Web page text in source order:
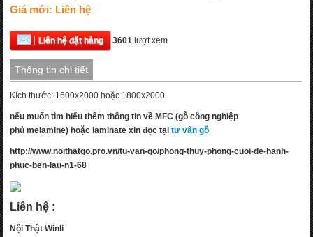
Giá mới: Liên hệ
Liên hệ đặt hàng 3601 lượt xem
Thông tin chi tiết
Kích thước: 1600x2000 hoặc 1800x2000
nếu muốn tìm hiểu thểm thông tin về MFC (gỗ công nghiệp
phủ melamine) hoặc laminate xin đọc tạitư vấn gỗ
http://www.noithatgo.pro.vn/tu-van-go/phong-thuy-phong-cuoi-de-hanh-
phuc-ben-lau-n1-68
Liên hệ :
Nội Thật Winli